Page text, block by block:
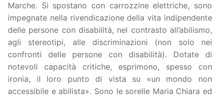
Marche. Si spostano con carrozzine elettriche, sono
impegnate nella rivendicazione della vita indipendente
delle persone con disabilità, nel contrasto all’abilismo,
agli stereotipi, alle discriminazioni (non solo nei
confronti delle persone con disabilità). Dotate di
notevoli capacità critiche, esprimono, spesso con
ironia, il loro punto di vista su «un mondo non
accessibile e abilista». Sono le sorelle Maria Chiara ed